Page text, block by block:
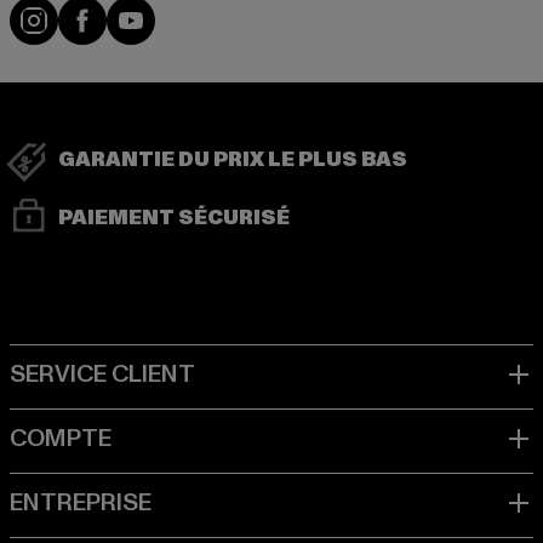
Visit our Instagram page:
Visit our Facebook page:
Visit our YouTube channel:
GARANTIE DU PRIX LE PLUS BAS
PAIEMENT SÉCURISÉ